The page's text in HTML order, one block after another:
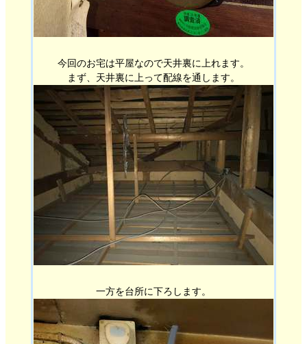
今回のお宅は平屋なので天井裏に上れます。
まず、天井裏に上って配線を通します。
一方を台所に下ろします。